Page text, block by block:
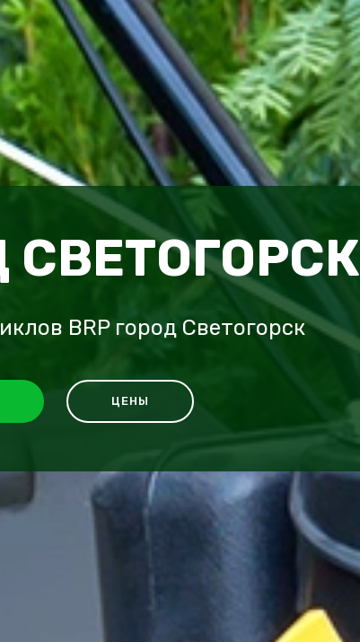
СВЕТОГОРСК
BRP город Светогорск
ЦЕНЫ